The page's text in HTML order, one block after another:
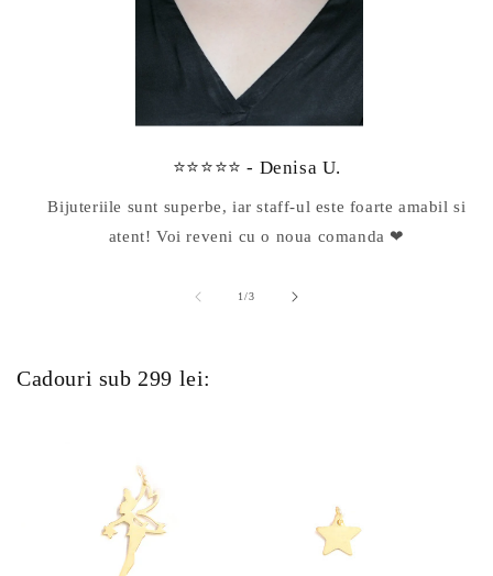
⭐⭐⭐⭐⭐ - Denisa U.
Bijuteriile sunt superbe, iar staff-ul este foarte amabil si
atent! Voi reveni cu o noua comanda ❤
1/din
3
Cadouri sub 299 lei: